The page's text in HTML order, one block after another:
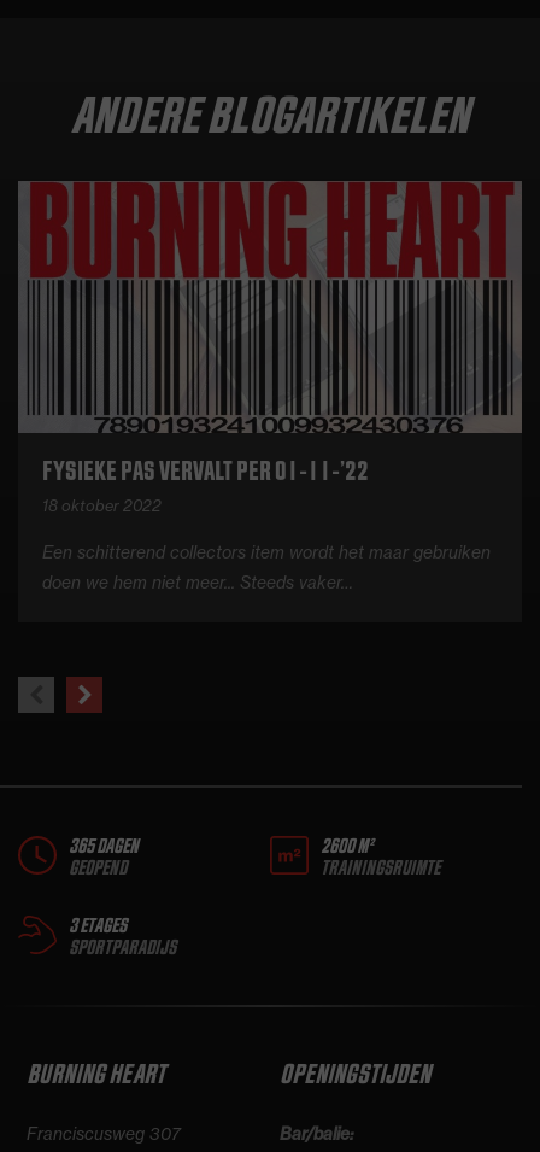
ANDERE BLOGARTIKELEN
FYSIEKE PAS VERVALT PER 01-11-’22
18 oktober 2022
Een schitterend collectors item wordt het maar gebruiken
doen we hem niet meer... Steeds vaker…
previous
365 DAGEN
GEOPEND
2600 M²
TRAININGSRUIMTE
3 ETAGES
SPORTPARADIJS
BURNING HEART
Franciscusweg 307
OPENINGSTIJDEN
Bar/balie: